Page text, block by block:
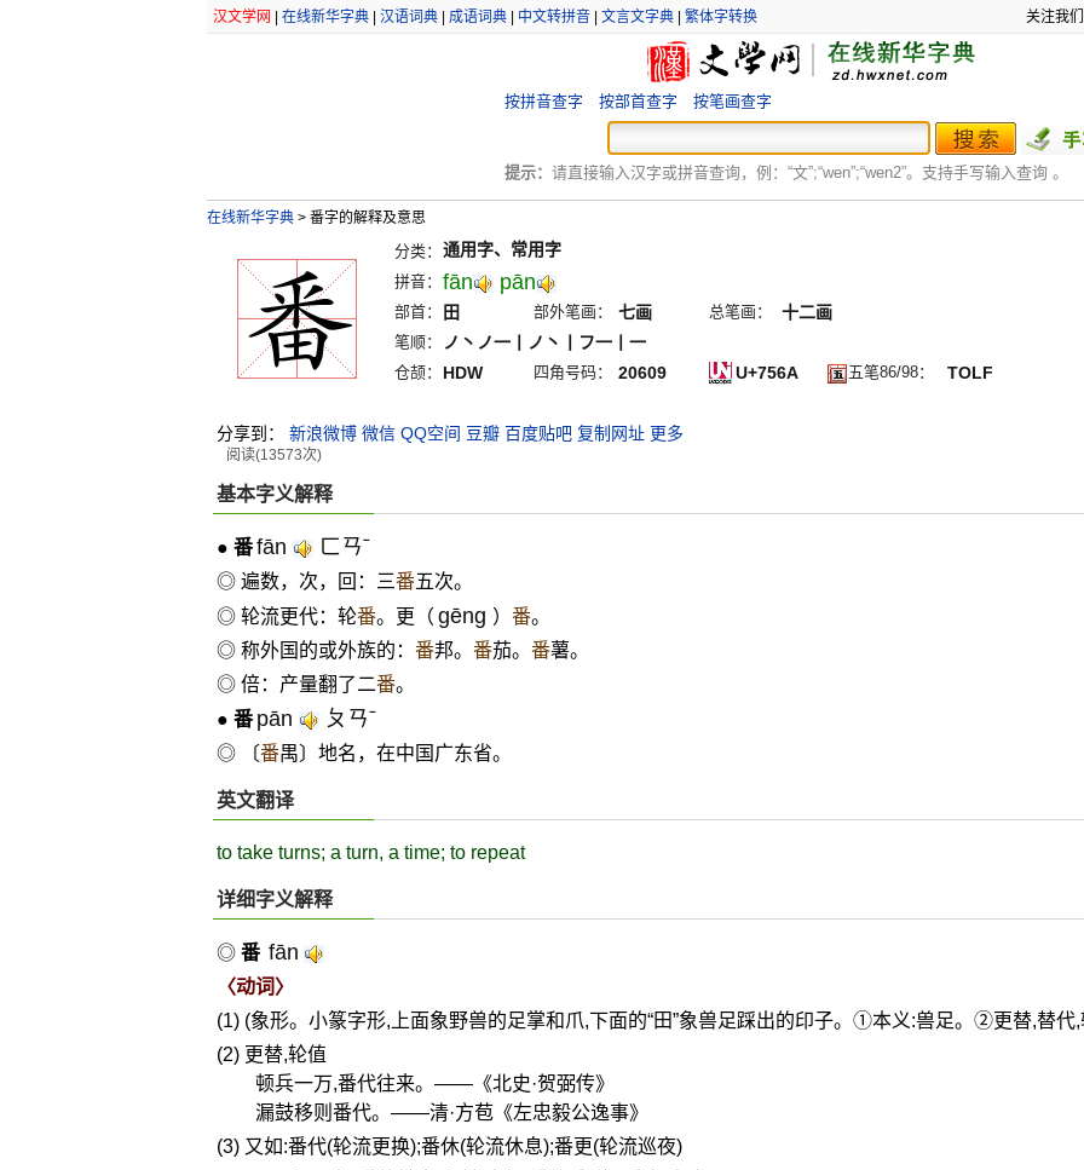
汉文学网 在线新华字典| 汉语词典| 成语词典| 中文转拼音| 文言文字典| 繁体字转换 关注我们
按拼音查字 按部首查字 按笔画查字
提示： 请直接输入汉字或拼音查询，例：“文”;“wen”;“wen2”。支持手写输入查询 。
在线新华字典 >番字的解释及意思
分类： 通用字、常用字
拼音： fān pān
部首： 田 部外笔画： 七画 总笔画： 十二画
笔顺： ノ丶ノ一丨ノ丶丨フ一丨一
仓颉： HDW 四角号码： 20609 U+756A 五笔86/98： TOLF
分享到： 新浪微博 微信 QQ空间 豆瓣 百度贴吧 复制网址 更多
阅读(13573次)
基本字义解释
● 番 fān ㄈㄢˉ
◎ 遍数，次，回：三番五次。
◎ 轮流更代：轮番。更（ gēng ） 番。
◎ 称外国的或外族的： 番邦。 番茄。 番薯。
◎ 倍：产量翻了二番。
● 番 pān ㄆㄢˉ
◎ 〔番禺〕地名，在中国广东省。
英文翻译
to take turns; a turn, a time; to repeat
详细字义解释
◎ 番 fān
〈动词〉
(1) (象形。小篆字形,上面象野兽的足掌和爪,下面的“田”象兽足踩出的印子。①本义:兽足。②更替,替代,
(2) 更替,轮值
顿兵一万,番代往来。——《北史·贺弼传》
漏鼓移则番代。——清·方苞《左忠毅公逸事》
(3) 又如:番代(轮流更换);番休(轮流休息);番更(轮流巡夜)